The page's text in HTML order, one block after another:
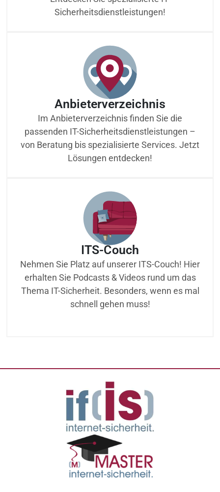
Sicherheitsdienstleistungen!
Anbieterverzeichnis
Im Anbieterverzeichnis finden Sie die
passenden IT-Sicherheitsdienstleistungen –
von Beratung bis spezialisierte Services. Jetzt
Lösungen entdecken!
ITS-Couch
Nehmen Sie Platz auf unserer ITS-Couch! Hier
erhalten Sie Podcasts & Videos rund um das
Thema IT-Sicherheit. Besonders, wenn es mal
schnell gehen muss!